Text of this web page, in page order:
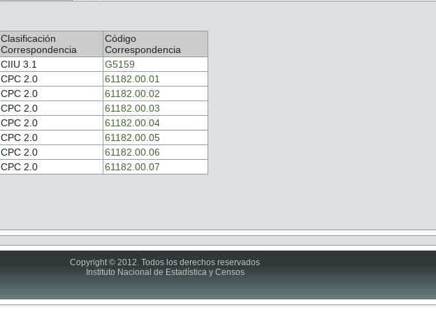
Clasificación
Correspondencia
Código
Correspondencia
CIIU 3.1
G5159
CPC 2.0
61182.00.01
CPC 2.0
61182.00.02
CPC 2.0
61182.00.03
CPC 2.0
61182.00.04
CPC 2.0
61182.00.05
CPC 2.0
61182.00.06
CPC 2.0
61182.00.07
Copyright © 2012. Todos los derechos reservados
Instituto Nacional de Estadística y Censos